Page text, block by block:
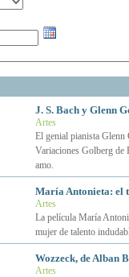
J. S. Bach y Glenn
Artes
El genial pianista Glenn
Variaciones Golberg de
amo.
María Antonieta: el
Artes
La película María
mujer de talento
Wozzeck, de Alban
Artes